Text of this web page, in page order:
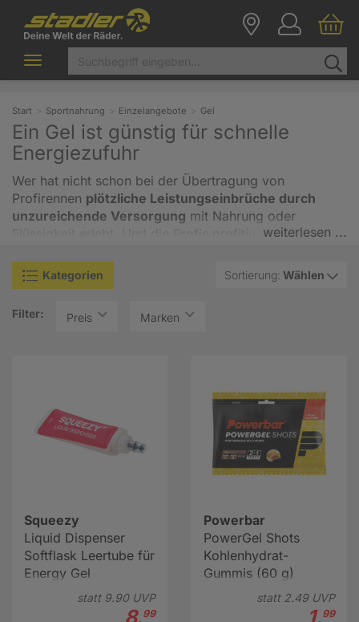
Toggle
navigation
Start Sportnahrung Einzelangebote Gel
Ein Gel ist günstig für schnelle
Energiezufuhr
Wer hat nicht schon bei der Übertragung von
Profirennen plötzliche Leistungseinbrüche durch
unzureichende Versorgung mit Nahrung oder
Flüssigkeit erlebt. Und die Profis profitieren eigentlich
Freizeitradler natürlich nicht zurückgreifen können.
Nehmen Sie sich trotzdem ein Beispiel an den Profis -
immer wieder Energiegelaus kleinen Plastikbeutelchen
erhalten. Eine praktische Form der Sportnahrung, die
einfach mitgeführt und schnell konsumiert werden
kann.
weiterlesen ...
Sortierung: Wählen
Kategorien
Filter: Preis Marken
Squeezy
Liquid Dispenser
Softflask Leertube für
Energy Gel
statt 9.90UVP
99
Powerbar
PowerGel Shots
Kohlenhydrat-
Gummis (60 g)
statt 2.49UVP
99